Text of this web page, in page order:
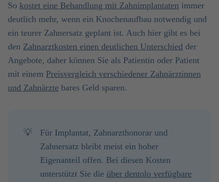
So kostet eine Behandlung mit Zahnimplantaten immer
deutlich mehr, wenn ein Knochenaufbau notwendig und
ein teurer Zahnersatz geplant ist. Auch hier gibt es bei
den Zahnarztkosten einen deutlichen Unterschied der
Angebote, daher können Sie als Patientin oder Patient
mit einem Preisvergleich verschiedener Zahnärztinnen
und Zahnärzte bares Geld sparen.
💡
Für Implantat, Zahnarzthonorar und
Zahnersatz bleibt meist ein hoher
Eigenanteil offen. Bei diesen Kosten
unterstützt Sie die über dentolo verfügbare